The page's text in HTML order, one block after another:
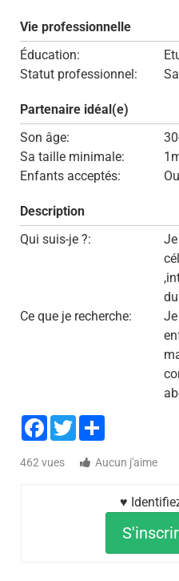
Vie professionnelle
Éducation:
Statut professionnel:
Partenaire idéal(e)
Son âge:
Sa taille minimale:
Enfants acceptés:
Description
Qui suis-je ?:
Ce que je recherche:
Facebook
TwitterShare
462 vues Aucun j'aime
♥